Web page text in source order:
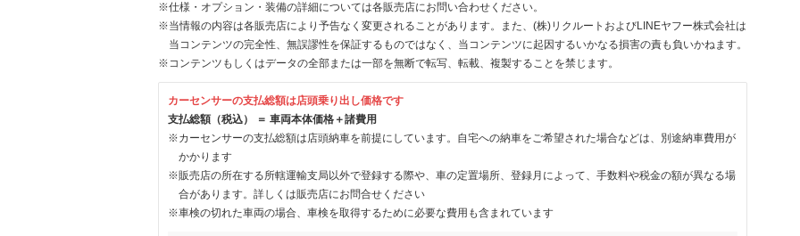
※仕様・オプション・装備の詳細については各販売店にお問い合わせください。
※当情報の内容は各販売店により予告なく変更されることがあります。また、(株)リクルートおよびLINEヤフー株式会社は
当コンテンツの完全性、無誤謬性を保証するものではなく、当コンテンツに起因するいかなる損害の責も負いかねます。
※コンテンツもしくはデータの全部または一部を無断で転写、転載、複製することを禁じます。
カーセンサーの支払総額は店頭乗り出し価格です
支払総額（税込） ＝ 車両本体価格＋諸費用
※カーセンサーの支払総額は店頭納車を前提にしています。自宅への納車をご希望された場合などは、別途納車費用が
かかります
※販売店の所在する所轄運輸支局以外で登録する際や、車の定置場所、登録月によって、手数料や税金の額が異なる場
合があります。詳しくは販売店にお問合せください
※車検の切れた車両の場合、車検を取得するために必要な費用も含まれています